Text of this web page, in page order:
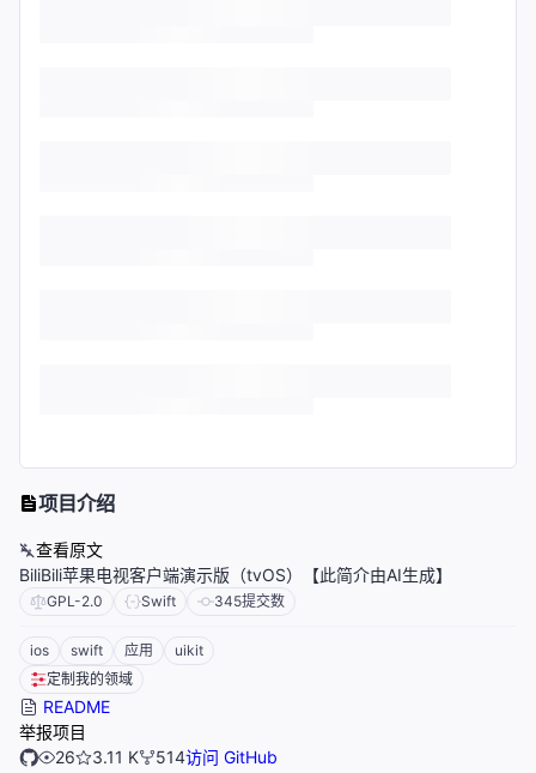
项目介绍
查看原文
BiliBili苹果电视客户端演示版（tvOS）【此简介由AI生成】
GPL-2.0 Swift 345提交数
ios swift 应用
uikit
定制我的领域
README
举报项目
26
3.11 K 514访问 GitHub